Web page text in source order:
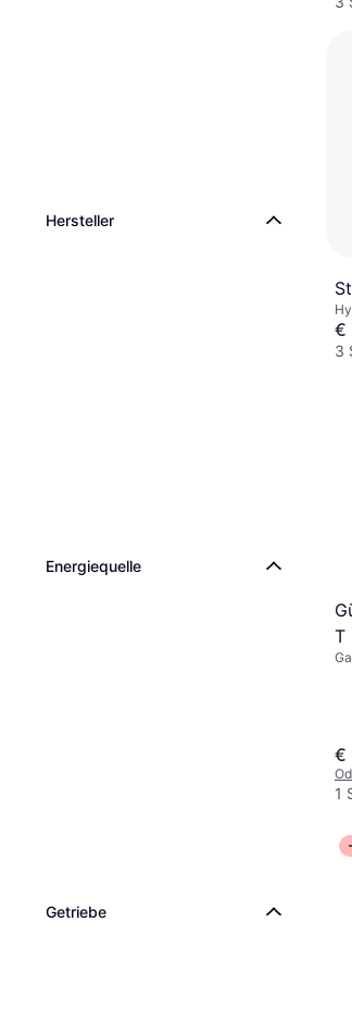
Hersteller
Energiequelle
Getriebe
€
3
T
€
1